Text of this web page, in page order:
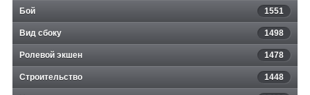
Бой 1551
Вид сбоку 1498
Ролевой экшен 1478
Строительство 1448